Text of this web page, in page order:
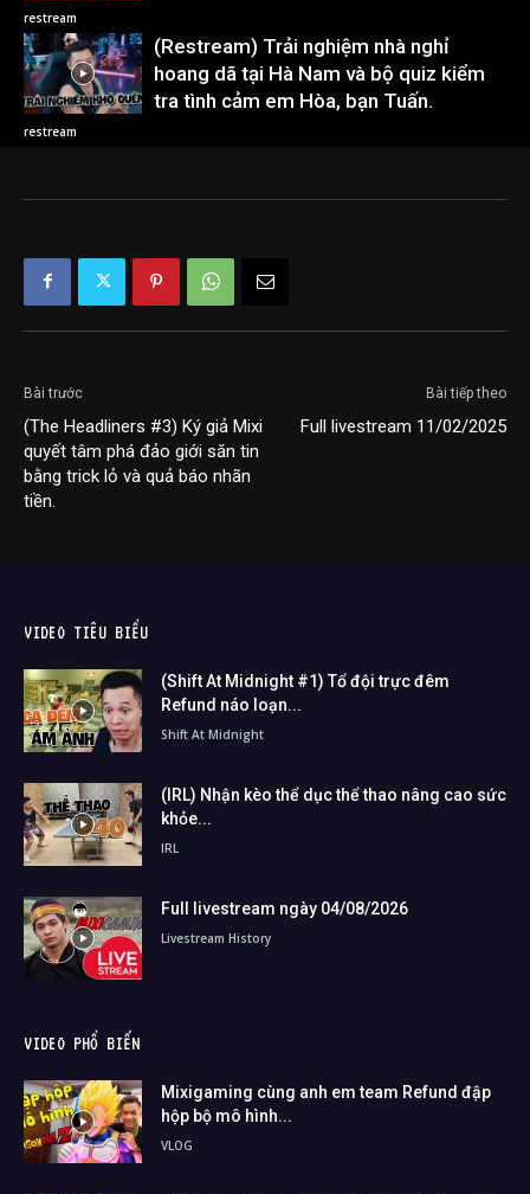
restream
restream
(Restream) Trải nghiệm nhà nghỉ
hoang dã tại Hà Nam và bộ quiz kiểm
tra tình cảm em Hòa, bạn Tuấn.
Bài trước
(The Headliners #3) Ký giả Mixi
quyết tâm phá đảo giới săn tin
bằng trick lỏ và quả báo nhãn
tiền.
Bài tiếp theo
Full livestream 11/02/2025
VIDEO TIÊU BIỂU
(Shift At Midnight #1) Tổ đội trực đêm
Refund náo loạn...
Shift At Midnight
(IRL) Nhận kèo thể dục thể thao nâng cao sức
khỏe...
IRL
Full livestream ngày 04/08/2026
Livestream History
VIDEO PHỔ BIẾN
Mixigaming cùng anh em team Refund đập
hộp bộ mô hình...
VLOG